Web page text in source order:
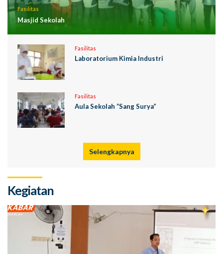
Fasilitas
Masjid Sekolah
Fasilitas
Laboratorium Kimia Industri
Fasilitas
Aula Sekolah “Sang Surya”
Selengkapnya
Kegiatan